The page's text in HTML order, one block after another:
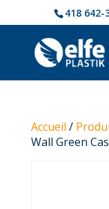
418 642-
Accueil /
Wall Green